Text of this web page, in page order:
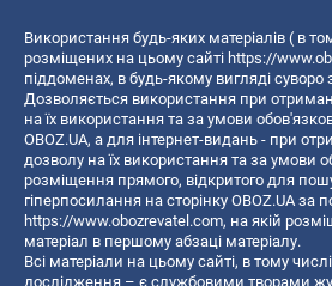
Використання будь-яких матеріалів ( в
розміщених на цьому сайті https://
піддоменах, в будь-якому вигляді суворо
Дозволяється використання при
на їх використання та за умови
OBOZ.UA, а для інтернет-видань - при
дозволу на їх використання та за умови
розміщення прямого, відкритого для
гіперпосилання на сторінку OBOZ.UA за
https://www.obozrevatel.com, на якій
матеріал в першому абзаці матеріалу.
Всі матеріали на цьому сайті, в тому числі
дослідження – є службовими творами